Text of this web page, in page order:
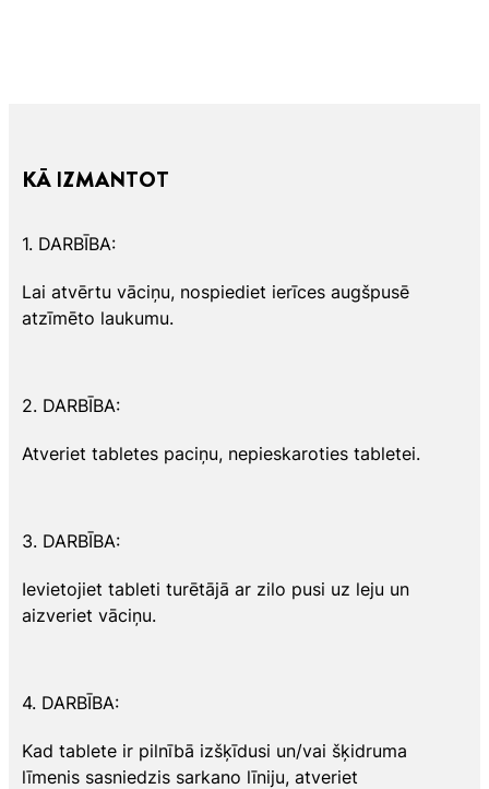
KĀ IZMANTOT
1. DARBĪBA:
Lai atvērtu vāciņu, nospiediet ierīces augšpusē
atzīmēto laukumu.
2. DARBĪBA:
Atveriet tabletes paciņu, nepieskaroties tabletei.
3. DARBĪBA:
Ievietojiet tableti turētājā ar zilo pusi uz leju un
aizveriet vāciņu.
4. DARBĪBA:
Kad tablete ir pilnībā izšķīdusi un/vai šķidruma
līmenis sasniedzis sarkano līniju, atveriet